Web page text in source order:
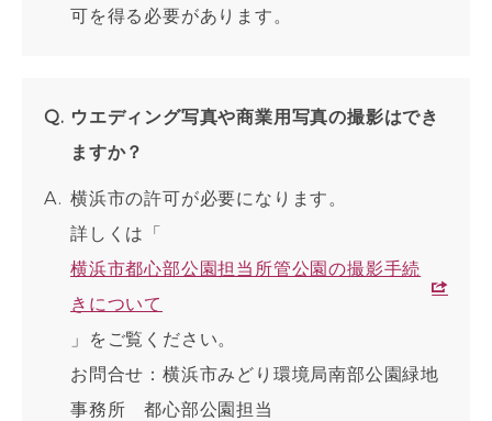
可を得る必要があります。
ウエディング写真や商業用写真の撮影はでき
ますか？
横浜市の許可が必要になります。
詳しくは「
横浜市都心部公園担当所管公園の撮影手続
きについて
」をご覧ください。
お問合せ：横浜市みどり環境局南部公園緑地
事務所 都心部公園担当